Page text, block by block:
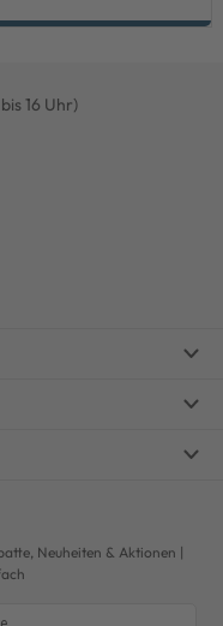
16 Uhr)
Neuheiten & Aktionen |